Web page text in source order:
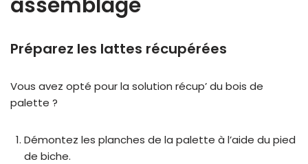
Préparez les lattes récupérées
Vous avez opté pour la solution récup’ du bois de
palette ?
Démontez les planches de la palette à l’aide du pied
de biche.